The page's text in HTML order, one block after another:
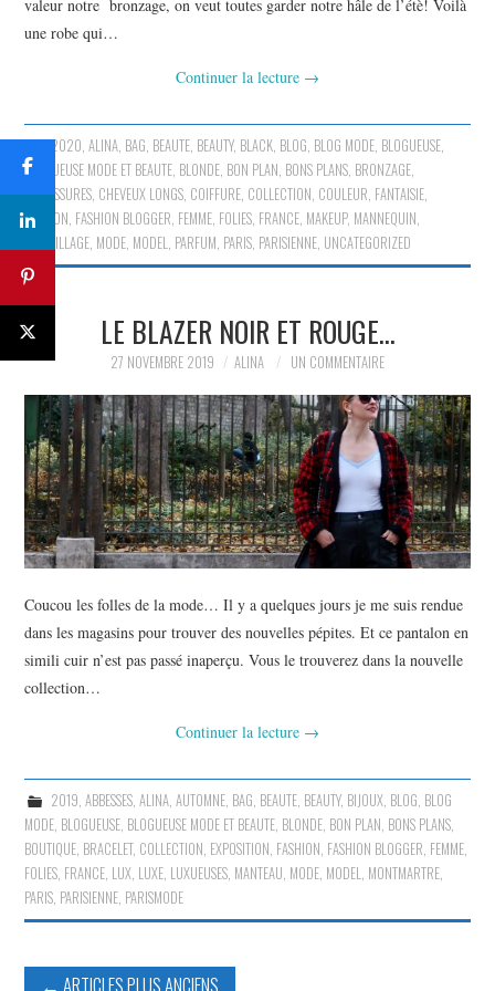
valeur notre bronzage, on veut toutes garder notre hâle de l’étè! Voilà
une robe qui…
Continuer la lecture →
2020, ALINA, BAG, BEAUTE, BEAUTY, BLACK, BLOG, BLOG MODE, BLOGUEUSE,
BLOGUEUSE MODE ET BEAUTE, BLONDE, BON PLAN, BONS PLANS, BRONZAGE,
CHAUSSURES, CHEVEUX LONGS, COIFFURE, COLLECTION, COULEUR, FANTAISIE,
FASHION, FASHION BLOGGER, FEMME, FOLIES, FRANCE, MAKEUP, MANNEQUIN,
MAQUILLAGE, MODE, MODEL, PARFUM, PARIS, PARISIENNE, UNCATEGORIZED
LE BLAZER NOIR ET ROUGE…
27 NOVEMBRE 2019 ALINA UN COMMENTAIRE
Coucou les folles de la mode… Il y a quelques jours je me suis rendue
dans les magasins pour trouver des nouvelles pépites. Et ce pantalon en
simili cuir n’est pas passé inaperçu. Vous le trouverez dans la nouvelle
collection…
Continuer la lecture →
2019, ABBESSES, ALINA, AUTOMNE, BAG, BEAUTE, BEAUTY, BIJOUX, BLOG, BLOG
MODE, BLOGUEUSE, BLOGUEUSE MODE ET BEAUTE, BLONDE, BON PLAN, BONS PLANS,
BOUTIQUE, BRACELET, COLLECTION, EXPOSITION, FASHION, FASHION BLOGGER, FEMME,
FOLIES, FRANCE, LUX, LUXE, LUXUEUSES, MANTEAU, MODE, MODEL, MONTMARTRE,
PARIS, PARISIENNE, PARISMODE
← ARTICLES PLUS ANCIENS